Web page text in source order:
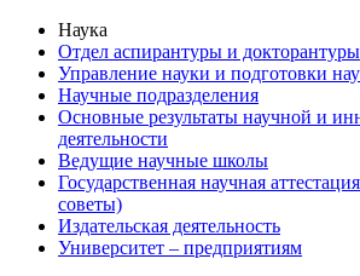
Наука
Отдел аспирантуры и докторантуры
Управление науки и подготовки
Научные подразделения
Основные результаты научной и
деятельности
Ведущие научные школы
Государственная научная
советы)
Издательская деятельность
Университет – предприятиям